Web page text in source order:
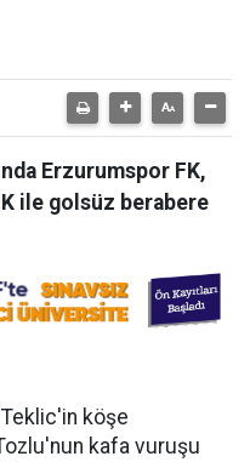
Erzurumspor FK,
ile golsüz berabere
köşe
kafa vuruşu